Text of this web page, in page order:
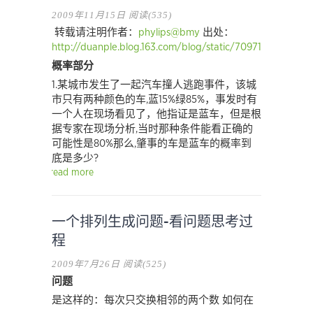
2009年11月15日 阅读(535)
转载请注明作者： phylips@bmy 出处：
http://duanple.blog.163.com/blog/static/
概率部分
1.某城市发生了一起汽车撞人逃跑事件，该城
市只有两种颜色的车,蓝15%绿85%，事发时有
一个人在现场看见了，他指证是蓝车，但是根
据专家在现场分析,当时那种条件能看正确的
可能性是80%那么,肇事的车是蓝车的概率到
底是多少?
read more
一个排列生成问题-看问题思考过
程
2009年7月26日 阅读(525)
问题
是这样的：每次只交换相邻的两个数 如何在